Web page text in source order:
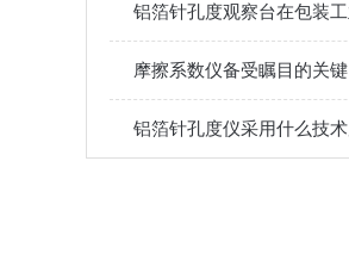
摩擦系数仪备受瞩目的关键